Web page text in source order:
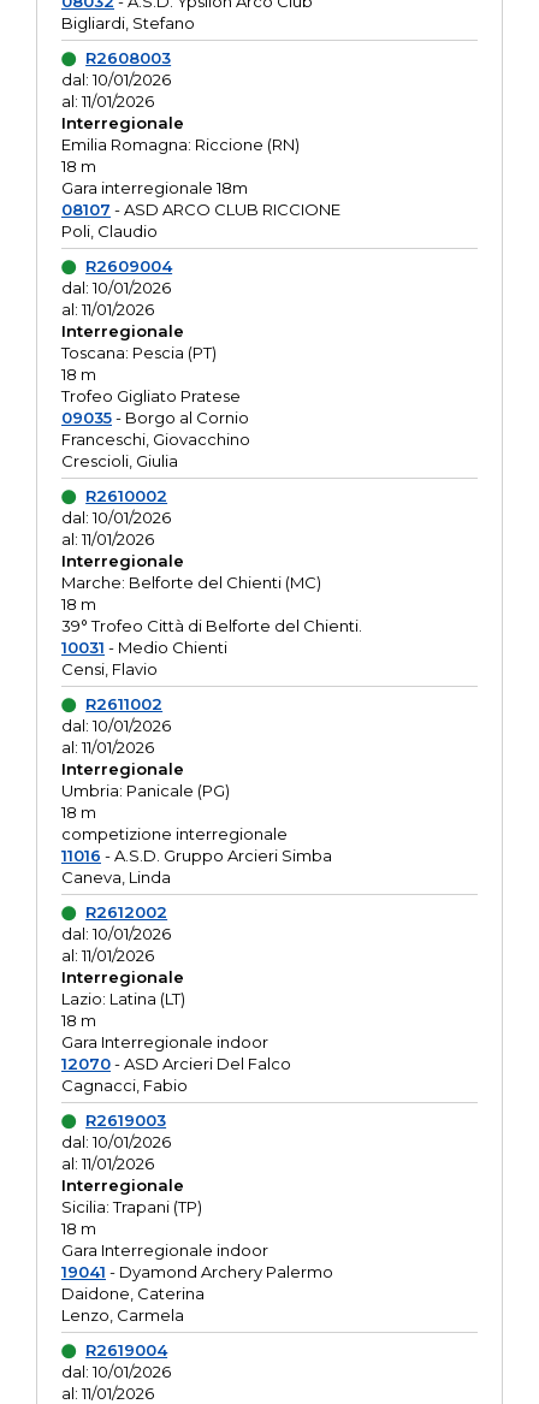
Bigliardi, Stefano
R2608003
dal: 10/01/2026
al: 11/01/2026
Interregionale
Emilia Romagna: Riccione (RN)
18 m
Gara interregionale 18m
08107 - ASD ARCO CLUB RICCIONE
Poli, Claudio
R2609004
dal: 10/01/2026
al: 11/01/2026
Interregionale
Toscana: Pescia (PT)
18 m
Trofeo Gigliato Pratese
09035- Borgo al Cornio
Franceschi, Giovacchino
Crescioli, Giulia
R2610002
dal: 10/01/2026
al: 11/01/2026
Interregionale
Marche: Belforte del Chienti (MC)
18 m
39° Trofeo Città di Belforte del Chienti.
10031 - Medio Chienti
Censi, Flavio
R2611002
dal: 10/01/2026
al: 11/01/2026
Interregionale
Umbria: Panicale (PG)
18 m
competizione interregionale
11016 - A.S.D. Gruppo Arcieri Simba
Caneva, Linda
R2612002
dal: 10/01/2026
al: 11/01/2026
Interregionale
Lazio: Latina (LT)
18 m
Gara Interregionale indoor
12070- ASD Arcieri Del Falco
Cagnacci, Fabio
R2619003
dal: 10/01/2026
al: 11/01/2026
Interregionale
Sicilia: Trapani (TP)
18 m
Gara Interregionale indoor
19041 - Dyamond Archery Palermo
Daidone, Caterina
Lenzo, Carmela
R2619004
dal: 10/01/2026
al: 11/01/2026